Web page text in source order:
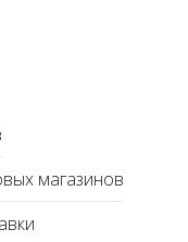
магазинов